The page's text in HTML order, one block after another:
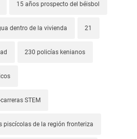
15 años prospecto del béisbol
dentro de la vivienda 21
230 policías kenianos
STEM
piscícolas de la región fronteriza